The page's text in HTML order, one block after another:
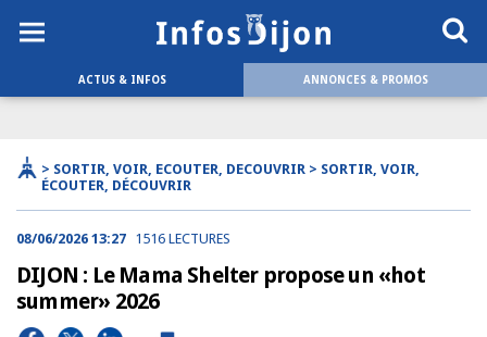
ACTUS & INFOS ANNONCES & PROMOS
> SORTIR, VOIR, ECOUTER, DECOUVRIR > SORTIR, VOIR,
ÉCOUTER, DÉCOUVRIR
08/06/2026 13:27 1516 LECTURES
DIJON : Le Mama Shelter propose un «hot
summer» 2026